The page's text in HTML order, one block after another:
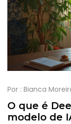
Por : Bianca
O que é
modelo de